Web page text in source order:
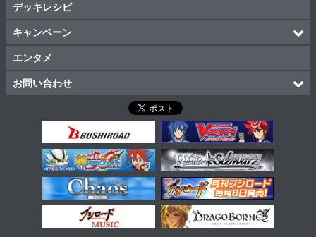
デッキレシピ
キャンペーン
エンタメ
お問い合わせ